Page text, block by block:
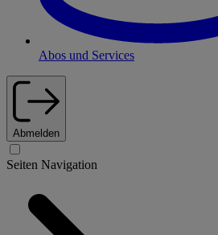
Abos und Services
Abmelden
Seiten Navigation